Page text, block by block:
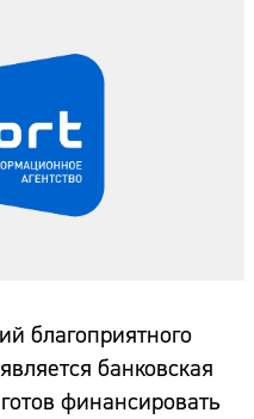
благоприятного
банковская
финансировать